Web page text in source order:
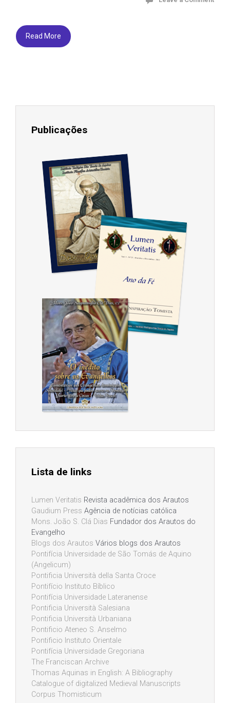
Read More
Publicações
Lista de links
Lumen Veritatis Revista acadêmica dos Arautos
Gaudium Press Agência de notícias católica
Mons. João S. Clá Dias Fundador dos Arautos do
Evangelho
Blogs dos Arautos Vários blogs dos Arautos
Pontifícia Universidade de São Tomás de Aquino
(Angelicum)
Pontificia Università della Santa Croce
Pontifício Instituto Bíblico
Pontifícia Universidade Lateranense
Pontificia Università Salesiana
Pontificia Università Urbaniana
Pontificio Ateneo S. Anselmo
Pontificio Instituto Orientale
Pontifícia Universidade Gregoriana
The Franciscan Archive
Thomas Aquinas in English: A Bibliography
Catalogue of digitalized Medieval Manuscripts
Corpus Thomisticum